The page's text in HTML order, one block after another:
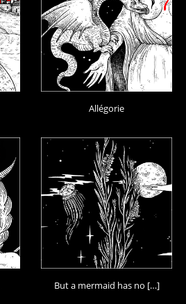
Allégorie
But a mermaid has no […]